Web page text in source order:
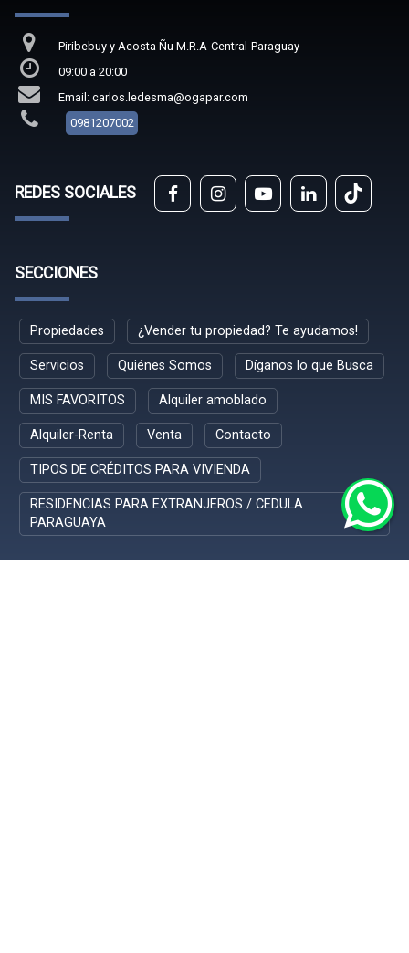
Piribebuy y Acosta Ñu M.R.A-Central-Paraguay
09:00 a 20:00
Email: carlos.ledesma@ogapar.com
0981207002
REDES SOCIALES
SECCIONES
Propiedades ¿Vender tu propiedad? Te ayudamos!
Servicios Quiénes Somos Díganos lo que Busca
MIS FAVORITOS Alquiler amoblado
Alquiler-Renta Venta Contacto
TIPOS DE CRÉDITOS PARA VIVIENDA
RESIDENCIAS PARA EXTRANJEROS / CEDULA
PARAGUAYA